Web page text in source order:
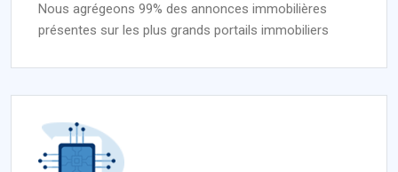
Nous agrégeons 99% des annonces immobilières
présentes sur les plus grands portails immobiliers